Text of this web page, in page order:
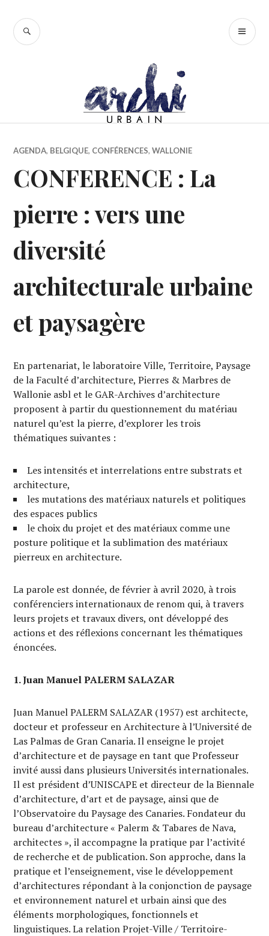
contenu
RECHERCHE
AGENDA, BELGIQUE, CONFÉRENCES,WALLONIE
CONFERENCE : La
pierre : vers une
diversité
architecturale urbaine
et paysagère
En partenariat, le laboratoire Ville, Territoire, Paysage
de la Faculté d’architecture, Pierres & Marbres de
Wallonie asbl et le GAR-Archives d’architecture
proposent à partir du questionnement du matériau
naturel qu’est la pierre, d’explorer les trois
thématiques suivantes :
Les intensités et interrelations entre substrats et
architecture,
les mutations des matériaux naturels et politiques
des espaces publics
le choix du projet et des matériaux comme une
posture politique et la sublimation des matériaux
pierreux en architecture.
La parole est donnée, de février à avril 2020, à trois
conférenciers internationaux de renom qui, à travers
leurs projets et travaux divers, ont développé des
actions et des réflexions concernant les thématiques
énoncées.
1. Juan Manuel PALERM SALAZAR
Juan Manuel PALERM SALAZAR (1957) est architecte,
docteur et professeur en Architecture à l’Université de
Las Palmas de Gran Canaria. Il enseigne le projet
d’architecture et de paysage en tant que Professeur
invité aussi dans plusieurs Universités internationales.
Il est président d’UNISCAPE et directeur de la Biennale
d’architecture, d’art et de paysage, ainsi que de
l’Observatoire du Paysage des Canaries. Fondateur du
bureau d’architecture « Palerm & Tabares de Nava,
architectes », il accompagne la pratique par l’activité
de recherche et de publication. Son approche, dans la
pratique et l’enseignement, vise le développement
d’architectures répondant à la conjonction de paysage
et environnement naturel et urbain ainsi que des
éléments morphologiques, fonctionnels et
linguistiques. La relation Projet-Ville / Territoire-